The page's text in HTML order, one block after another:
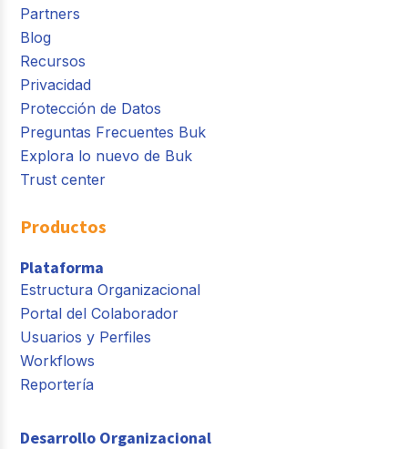
Partners
Blog
Recursos
Privacidad
Protección de Datos
Preguntas Frecuentes Buk
Explora lo nuevo de Buk
Trust center
Productos
Plataforma
Estructura Organizacional
Portal del Colaborador
Usuarios y Perfiles
Workflows
Reportería
Desarrollo Organizacional